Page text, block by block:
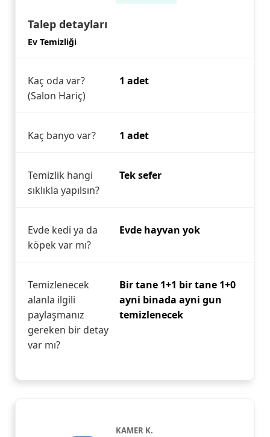
Talep detayları
Ev Temizliği
Kaç oda var?
(Salon Hariç)
1 adet
Kaç banyo var? 1 adet
Temizlik hangi
sıklıkla yapılsın?
Tek sefer
Evde kedi ya da
köpek var mı?
Evde hayvan yok
Temizlenecek
alanla ilgili
paylaşmanız
gereken bir detay
var mı?
Bir tane 1+1 bir tane 1+0
ayni binada ayni gun
temizlenecek
KAMER K.